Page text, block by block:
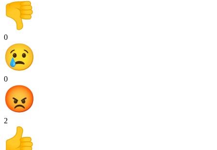
0
0
2